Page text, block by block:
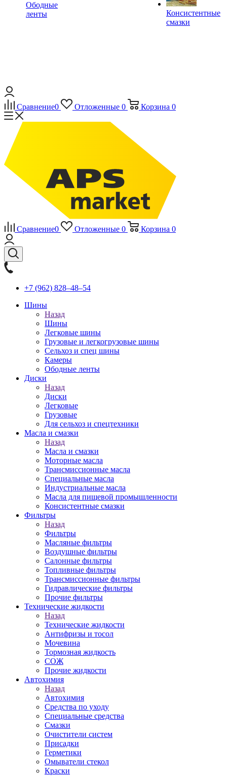
Ободные
ленты
Консистентные
смазки
Сравнение0 Отложенные 0 Корзина 0
Сравнение0 Отложенные 0 Корзина 0
+7 (962) 828‒48‒54
Шины
Назад
Шины
Легковые шины
Грузовые и легкогрузовые шины
Сельхоз и спец шины
Камеры
Ободные ленты
Диски
Назад
Диски
Легковые
Грузовые
Для сельхоз и спецтехники
Масла и смазки
Назад
Масла и смазки
Моторные масла
Трансмиссионные масла
Специальные масла
Индустриальные масла
Масла для пищевой промышленности
Консистентные смазки
Фильтры
Назад
Фильтры
Масляные фильтры
Воздушные фильтры
Салонные фильтры
Топливные фильтры
Трансмиссионные фильтры
Гидравлические фильтры
Прочие фильтры
Технические жидкости
Назад
Технические жидкости
Антифризы и тосол
Мочевина
Тормозная жидкость
СОЖ
Прочие жидкости
Автохимия
Назад
Автохимия
Средства по уходу
Специальные средства
Смазки
Очистители систем
Присадки
Герметики
Омыватели стекол
Краски